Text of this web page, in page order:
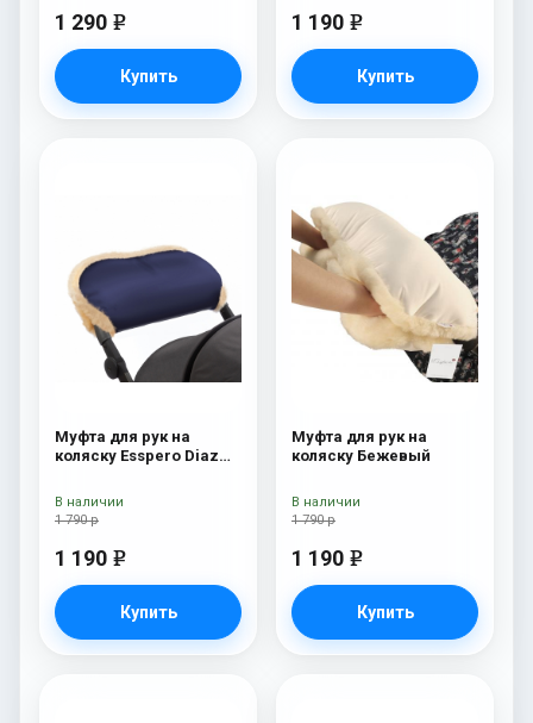
1 290 e
Купить
1 190 e
Купить
Муфта для рук на
коляску Esspero Diaz
Navy
1 790 р
1 190 e
Купить
В наличии
Муфта для рук на
коляску Бежевый
1 790 р
1 190 e
Купить
В наличии